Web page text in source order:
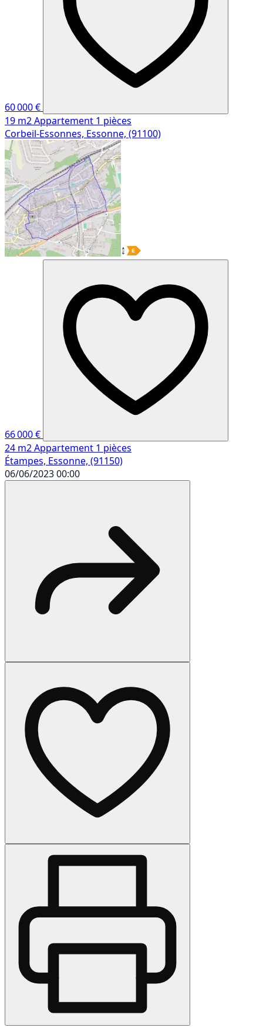
60 000 €
19 m2Appartement 1 pièces
Corbeil-Essonnes, Essonne, (91100)
66 000 €
24 m2Appartement 1 pièces
Étampes, Essonne, (91150)
06/06/2023 00:00